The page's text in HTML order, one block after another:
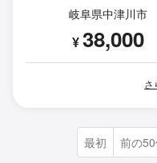
岐阜県中津川市
¥38,000
さ
最初 前の